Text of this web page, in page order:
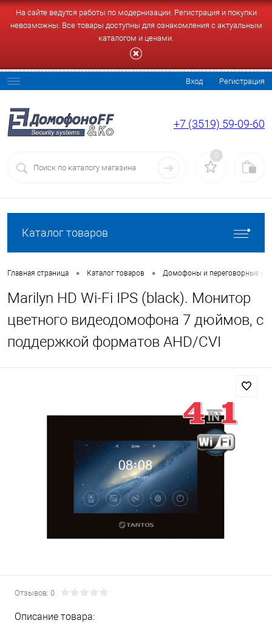
На сайте ведутся работы по модернизации. Регистрация и покупки
невозможны. Все товары доступны для ознакомления с актуальным
каталогом и ценами.
Вход Регистрация
+7 (3519) 59-09-60
0
Каталог товаров
Главная страница • Каталог товаров • Домофоны и переговорные
Marilyn HD Wi-Fi IPS (black). Монитор
цветного видеодомофона 7 дюймов, с
поддержкой форматов AHD/CVI
Отзывов: 0
Описание товара: